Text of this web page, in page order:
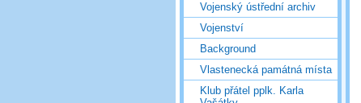
Vojenský ústřední archiv
Vojenství
Background
Vlastenecká památná místa
Klub přátel pplk. Karla